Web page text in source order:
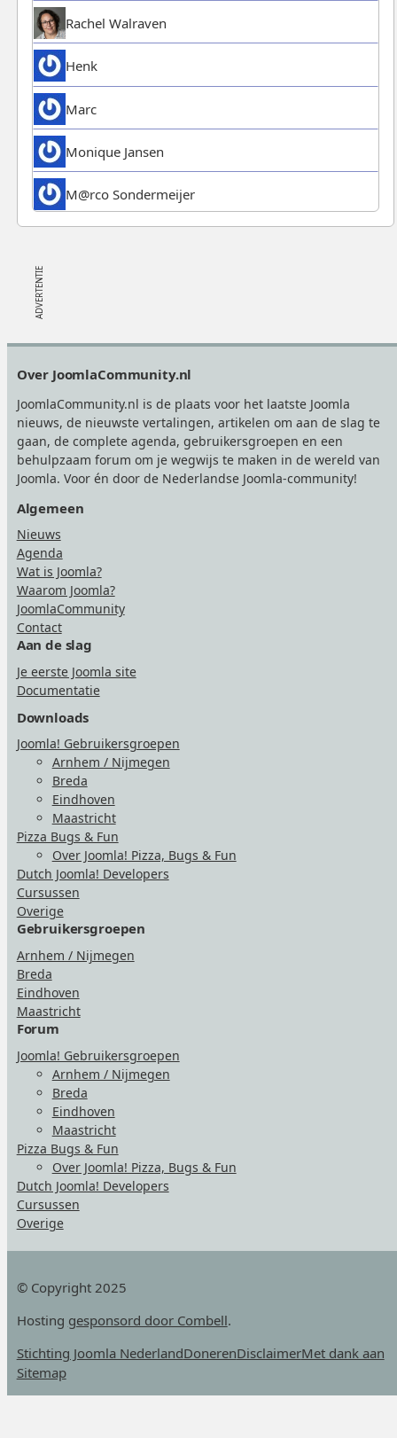
Rachel Walraven
Henk
Marc
Monique Jansen
M@rco Sondermeijer
Over JoomlaCommunity.nl
JoomlaCommunity.nl is de plaats voor het laatste Joomla
nieuws, de nieuwste vertalingen, artikelen om aan de slag te
gaan, de complete agenda, gebruikersgroepen en een
behulpzaam forum om je wegwijs te maken in de wereld van
Joomla. Voor én door de Nederlandse Joomla-community!
Algemeen
Nieuws
Agenda
Wat is Joomla?
Waarom Joomla?
JoomlaCommunity
Contact
Aan de slag
Je eerste Joomla site
Documentatie
Downloads
Joomla! Gebruikersgroepen
Arnhem / Nijmegen
Breda
Eindhoven
Maastricht
Pizza Bugs & Fun
Over Joomla! Pizza, Bugs & Fun
Dutch Joomla! Developers
Cursussen
Overige
Gebruikersgroepen
Arnhem / Nijmegen
Breda
Eindhoven
Maastricht
Forum
Joomla! Gebruikersgroepen
Arnhem / Nijmegen
Breda
Eindhoven
Maastricht
Pizza Bugs & Fun
Over Joomla! Pizza, Bugs & Fun
Dutch Joomla! Developers
Cursussen
Overige
© Copyright 2025
Hosting gesponsord door Combell.
Stichting Joomla NederlandDonerenDisclaimerMet dank aan
Sitemap